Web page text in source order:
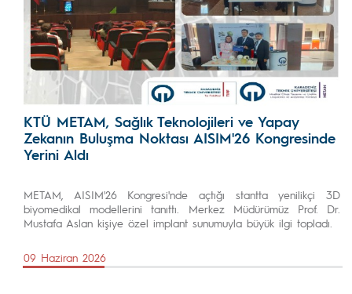
KTÜ METAM, Sağlık Teknolojileri ve Yapay
Zekanın Buluşma Noktası AISIM'26 Kongresinde
Yerini Aldı
METAM, AISIM'26 Kongresi'nde açtığı stantta yenilikçi 3D
biyomedikal modellerini tanıttı. Merkez Müdürümüz Prof. Dr.
Mustafa Aslan kişiye özel implant sunumuyla büyük ilgi topladı.
09 Haziran 2026